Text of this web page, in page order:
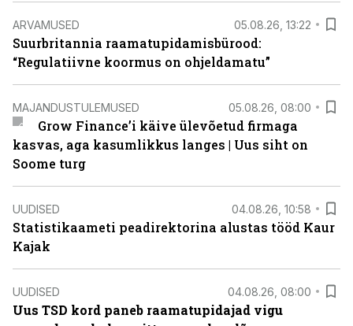
ARVAMUSED 05.08.26, 13:22
Suurbritannia raamatupidamisbürood:
“Regulatiivne koormus on ohjeldamatu”
MAJANDUSTULEMUSED 05.08.26, 08:00
Grow Finance’i käive ülevõetud firmaga
kasvas, aga kasumlikkus langes | Uus siht on
Soome turg
UUDISED 04.08.26, 10:58
Statistikaameti peadirektorina alustas tööd Kaur
Kajak
UUDISED 04.08.26, 08:00
Uus TSD kord paneb raamatupidajad vigu